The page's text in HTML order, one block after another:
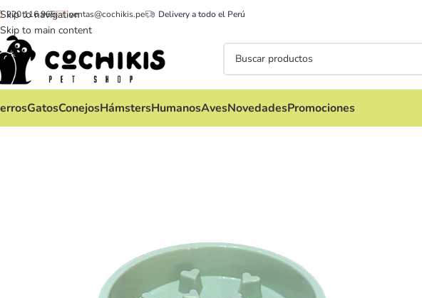
Skip to navigation
Skip to main content
920 116 965 ventas@cochikis.pe Delivery a todo el Perú
GatosConejosHámstersHumanosAvesNovedadesPromociones